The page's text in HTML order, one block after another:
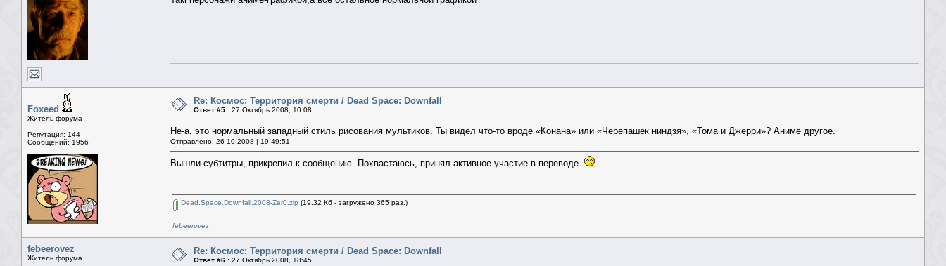
Foxeed
Житель форума
Репутация: 144
Сообщений: 1956
Re: Космос: Территория смерти / Dead Space: Downfall
Ответ #5 : 27 Октябрь 2008, 10:08
Не-а, это нормальный западный стиль рисования мультиков. Ты видел что-то вроде «Конана» или «Черепашек ниндзя», «Тома и Джерри»? Аниме другое.
Отправлено: 26-10-2008 | 19:49:51
Вышли субтитры, прикрепил к сообщению. Похвастаюсь, принял активное участие в переводе.
Dead.Space.Downfall.2008-Zer0.zip (19.32 Кб - загружено 365 раз.)
febeerovez
febeerovez
Житель форума
Re: Космос: Территория смерти / Dead Space: Downfall
Ответ #6 : 27 Октябрь 2008, 18:45